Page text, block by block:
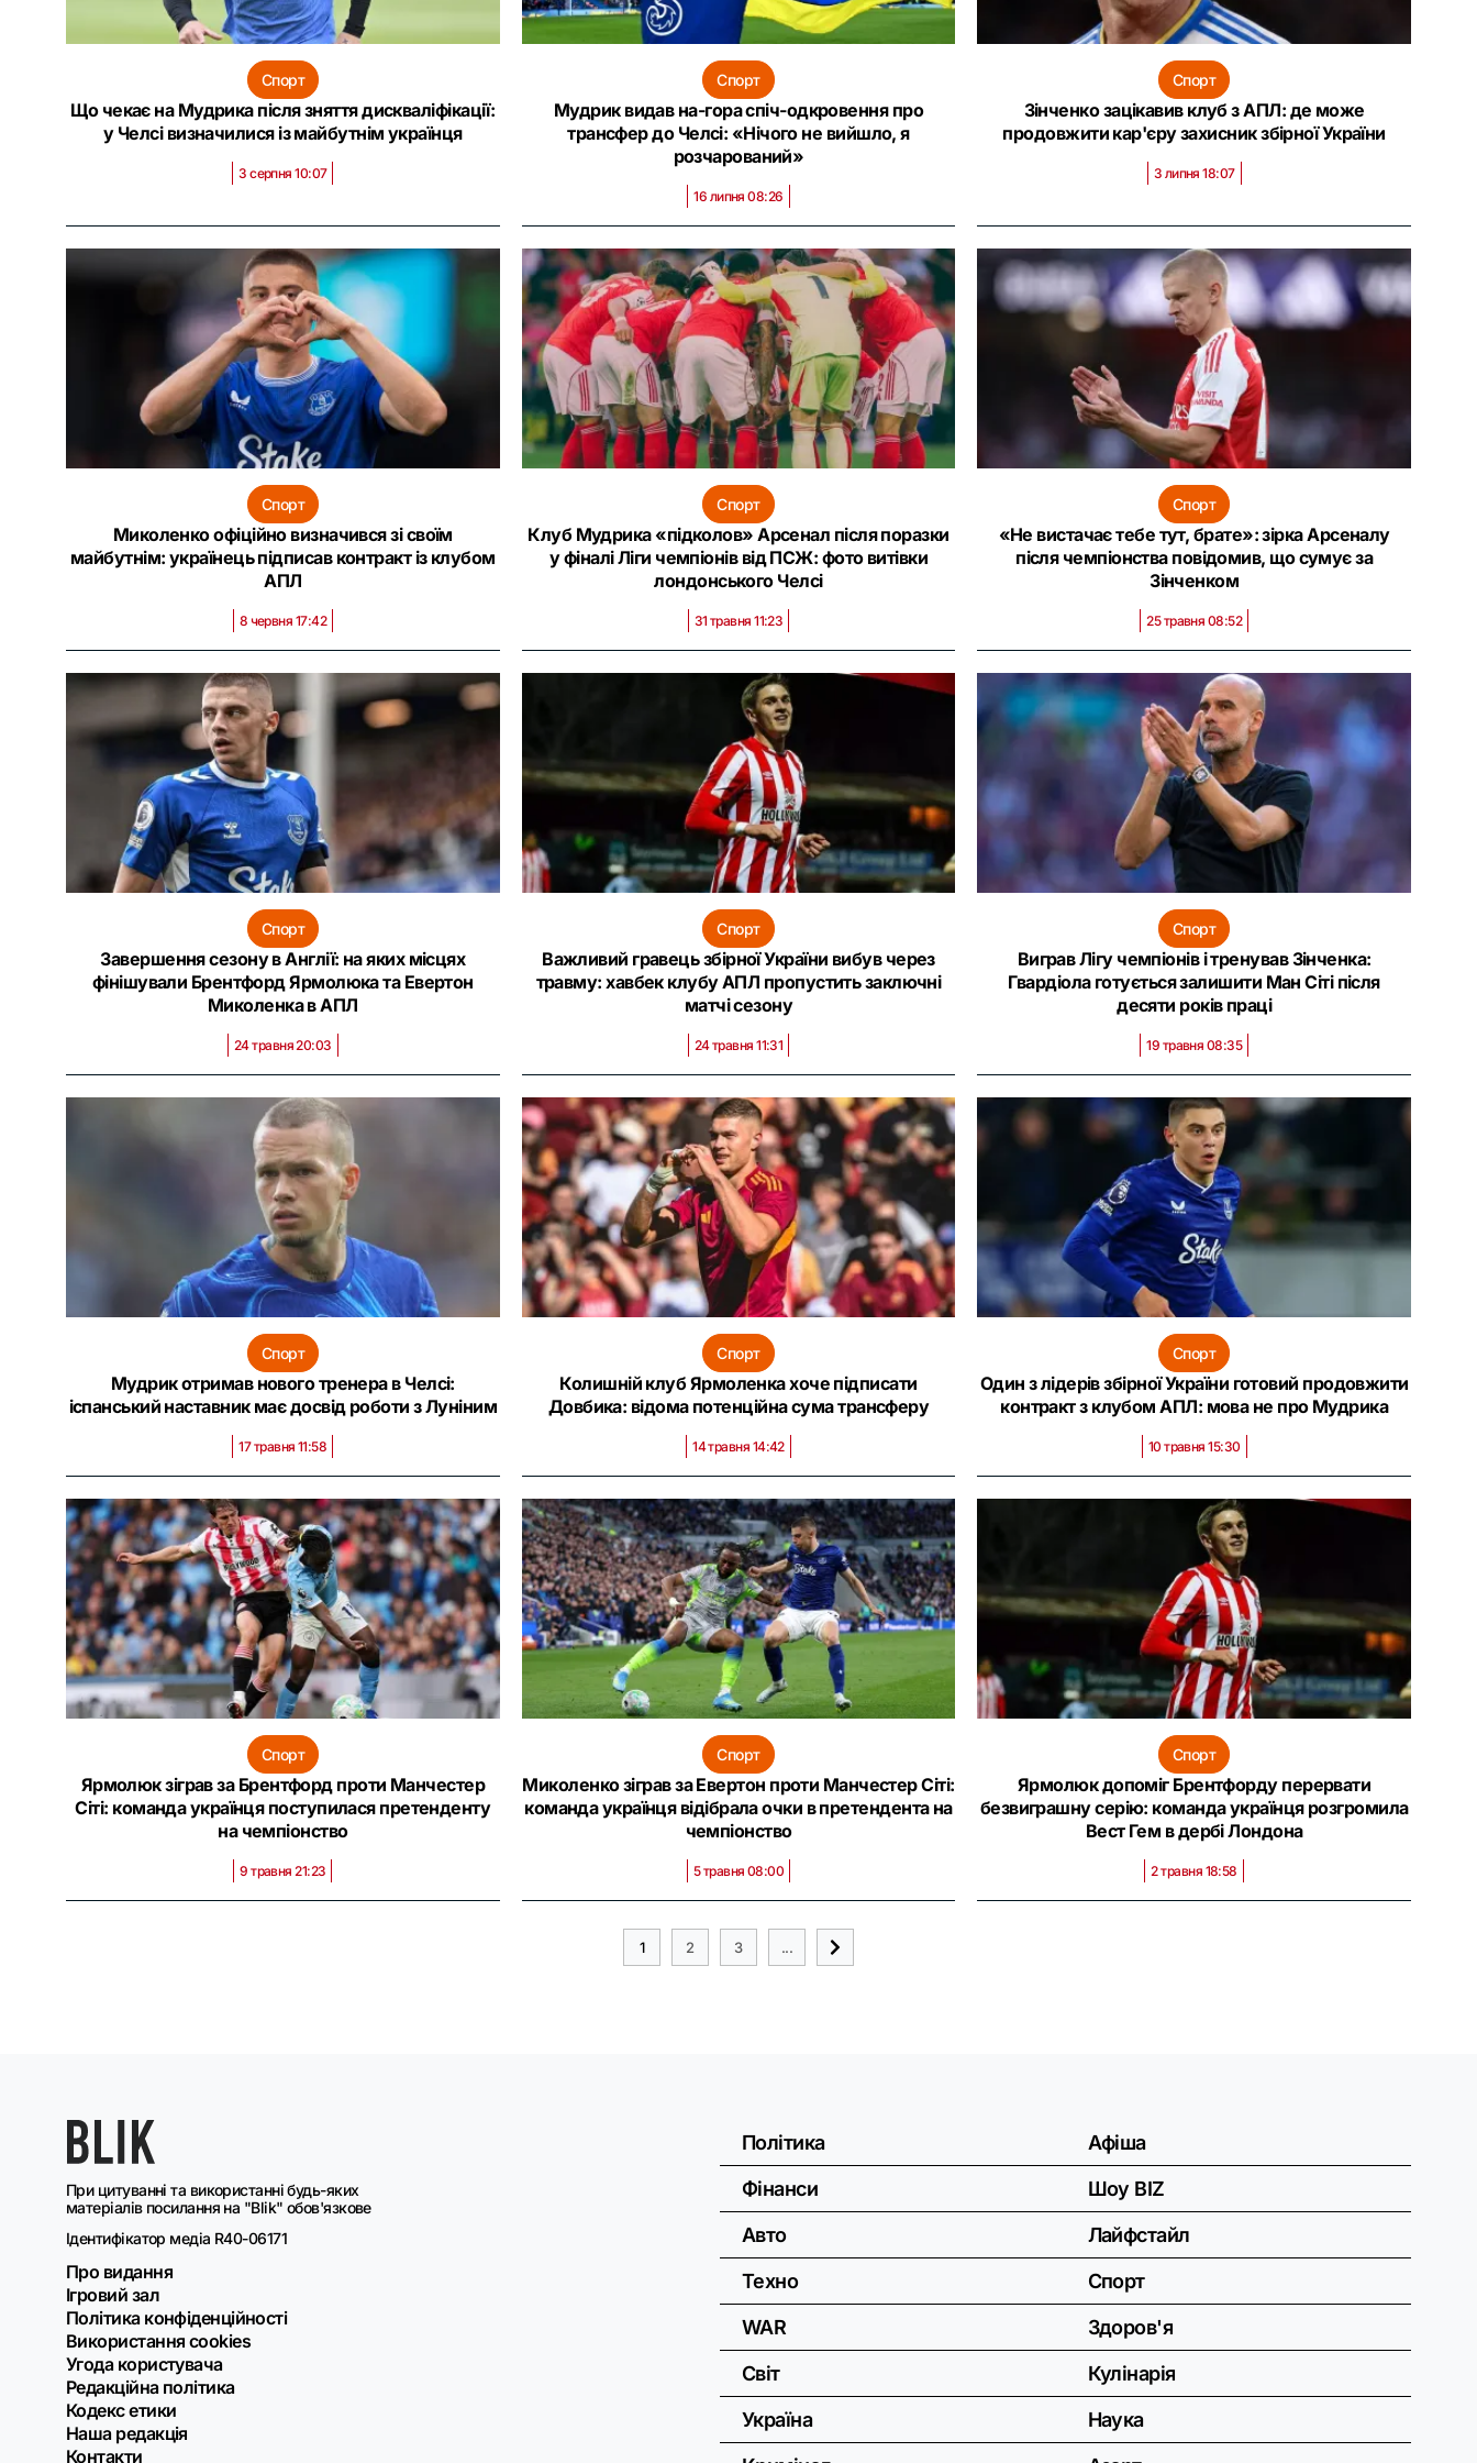
Спорт
Що чекає на Мудрика після зняття дискваліфікації:
у Челсі визначилися із майбутнім українця
3 серпня 10:07
Спорт
Мудрик видав на-гора спіч-одкровення про
трансфер до Челсі: «Нічого не вийшло, я
розчарований»
16 липня 08:26
Спорт
Зінченко зацікавив клуб з АПЛ: де може
продовжити кар'єру захисник збірної України
3 липня 18:07
Спорт
Миколенко офіційно визначився зі своїм
майбутнім: українець підписав контракт із клубом
АПЛ
8 червня 17:42
Спорт
Клуб Мудрика «підколов» Арсенал після поразки
у фіналі Ліги чемпіонів від ПСЖ: фото витівки
лондонського Челсі
31 травня 11:23
Спорт
«Не вистачає тебе тут, брате»: зірка Арсеналу
після чемпіонства повідомив, що сумує за
Зінченком
25 травня 08:52
Спорт
Завершення сезону в Англії: на яких місцях
фінішували Брентфорд Ярмолюка та Евертон
Миколенка в АПЛ
24 травня 20:03
Спорт
Важливий гравець збірної України вибув через
травму: хавбек клубу АПЛ пропустить заключні
матчі сезону
24 травня 11:31
Спорт
Виграв Лігу чемпіонів і тренував Зінченка:
Гвардіола готується залишити Ман Сіті після
десяти років праці
19 травня 08:35
Спорт
Мудрик отримав нового тренера в Челсі:
іспанський наставник має досвід роботи з Луніним
17 травня 11:58
Спорт
Колишній клуб Ярмоленка хоче підписати
Довбика: відома потенційна сума трансферу
14 травня 14:42
Спорт
Один з лідерів збірної України готовий продовжити
контракт з клубом АПЛ: мова не про Мудрика
10 травня 15:30
Спорт
Ярмолюк зіграв за Брентфорд проти Манчестер
Сіті: команда українця поступилася претенденту
на чемпіонство
9 травня 21:23
Спорт
Миколенко зіграв за Евертон проти Манчестер Сіті:
команда українця відібрала очки в претендента на
чемпіонство
5 травня 08:00
Спорт
Ярмолюк допоміг Брентфорду перервати
безвиграшну серію: команда українця розгромила
Вест Гем в дербі Лондона
2 травня 18:58
1 2 3 ...
При цитуванні та використанні будь-яких
матеріалів посилання на "Blik" обов'язкове
Ідентифікатор медіа R40-06171
Про видання
Ігровий зал
Політика конфіденційності
Використання cookies
Угода користувача
Редакційна політика
Кодекс етики
Наша редакція
Контакти
Політика
Фінанси
Авто
Техно
WAR
Світ
Україна
Афіша
Шоу BIZ
Лайфстайл
Спорт
Здоров'я
Кулінарія
Наука